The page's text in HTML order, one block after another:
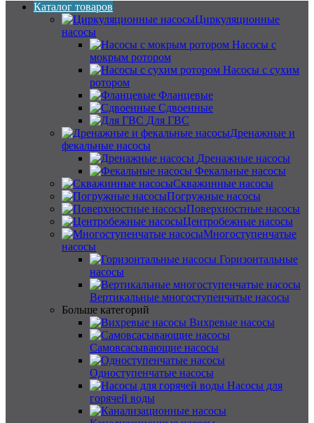
Каталог товаров
Циркуляционные
насосы
Насосы с
мокрым ротором
Насосы с сухим
ротором
Фланцевые
Сдвоенные
Для ГВС
Дренажные и
фекальные насосы
Дренажные насосы
Фекальные насосы
Скважинные насосы
Погружные насосы
Поверхностные насосы
Центробежные насосы
Многоступенчатые
насосы
Горизонтальные
насосы
Вертикальные многоступенчатые насосы
Больше категорий
Вихревые насосы
Самовсасывающие насосы
Одноступенчатые насосы
Насосы для
горячей воды